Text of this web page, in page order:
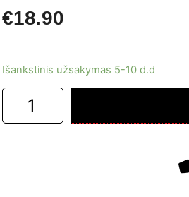
€18.90
Išankstinis užsakymas 5-10 d.d